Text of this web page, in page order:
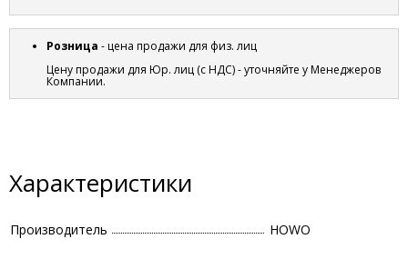
Розница - цена продажи для физ. лиц
Цену продажи для Юр. лиц (с НДС) - уточняйте у Менеджеров
Компании.
Характеристики
Производитель HOWO